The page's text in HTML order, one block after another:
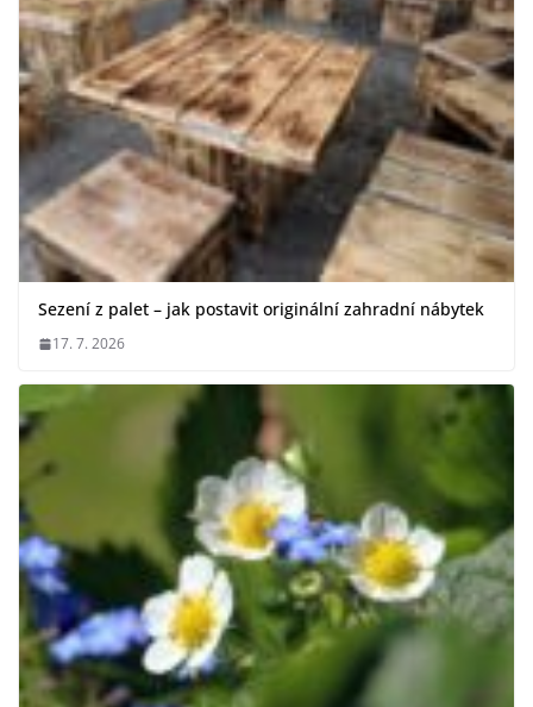
Sezení z palet – jak postavit originální zahradní nábytek
17. 7. 2026